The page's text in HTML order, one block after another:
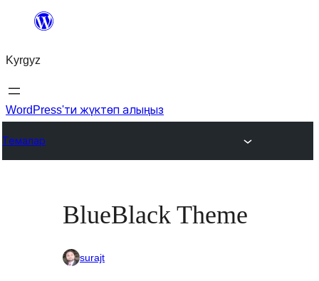
Мазмунга
Kyrgyz
WordPress'ти жүктөп алыңыз
Темалар
BlueBlack Theme
surajt